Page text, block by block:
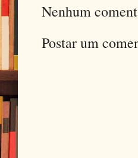
Nenhum
Postar um